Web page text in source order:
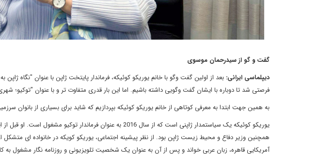
گفت و گو از سیدرحمان موسوی
دیپلماسی ایرانی: بعد از اولین گفت وگو با خانم یوریکو کوئیکه، فرماندار پایتخت ژاپن با عنوان "نگاه
فرصتی شد تا دوباره با ایشان گفت وگویی داشته باشیم. اما این بار قدری متفاوت تر و با عنوان "توکیو؛
به همین جهت ابتدا به معرفی کوتاهی از خانم یوریکو کوئیکه بپردازیم که شاید برای بسیاری از بانوان
یوریکو کوئیکه یک سیاستمدار ژاپنی است که از سال 2016 به عنوان
همچنین وزیر دفاع و محیط زیست ژاپن بود. از نظر پیشینه اجتماعی، یوریکو کویکه در خانواده ای متشکل
آمریکایی قاهره، زبان عربی خواند و پس از آن به عنوان یک شخصیت تلویزیونی و روزنامه نگار مشغول به